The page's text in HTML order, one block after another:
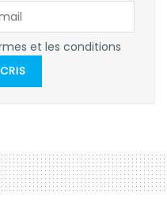
et les conditions